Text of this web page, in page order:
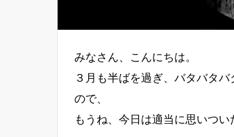
みなさん、こんにちは。
３月も半ばを過ぎ、バタバタ
ので、
もうね、今日は適当に思いつい